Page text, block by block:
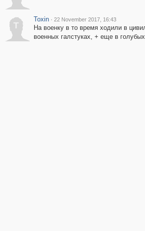
T
Toxin · 22 November 2017, 16:43
На военку в то время ходили в
военных галстуках, + еще в